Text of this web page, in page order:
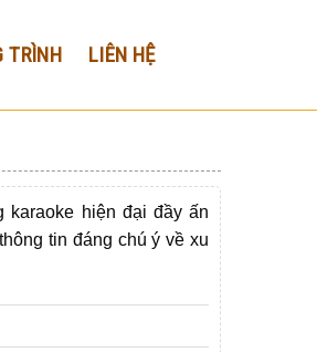
TRÌNH LIÊN HỆ
karaoke hiện đại đầy ấn
tin đáng chú ý về xu